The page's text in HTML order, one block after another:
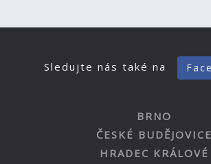
Sledujte nás také na
BRNO
ČESKÉ BUDĚJOVICE
HRADEC KRÁLOVÉ